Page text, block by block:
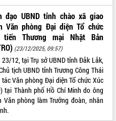
đạo UBND tỉnh chào xã giao
Văn phòng Đại diện Tổ chức
tiến Thương mại Nhật Bản
(23/12/2025, 09:57)
23/12, tại Trụ sở UBND tỉnh Đắk Lắk,
tịch UBND tỉnh Trương Công Thái
Văn phòng Đại diện Tổ chức Xúc
tại Thành phố Hồ Chí Minh do ông
Văn phòng làm Trưởng đoàn, nhân